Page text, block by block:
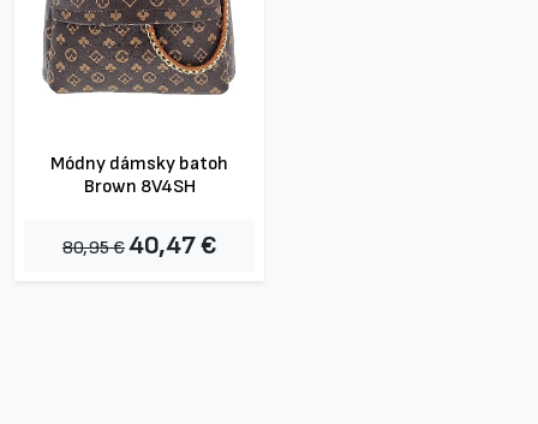
Módny dámsky batoh
Brown 8V4SH
80,95 €40,47 €